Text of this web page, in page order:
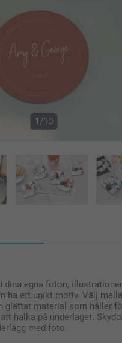
1/10
dina egna foton,
ha ett unikt motiv. Välj
material som håller
halka på underlaget.
med foto.